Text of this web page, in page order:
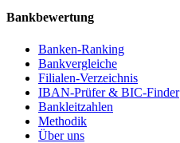
Bankbewertung
Banken-Ranking
Bankvergleiche
Filialen-Verzeichnis
IBAN-Prüfer & BIC-Finder
Bankleitzahlen
Methodik
Über uns